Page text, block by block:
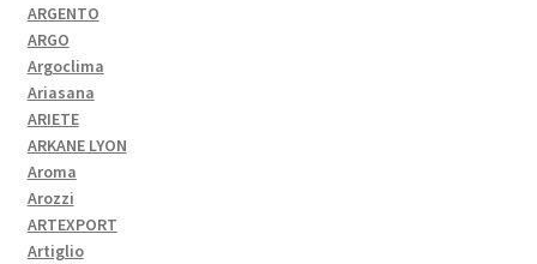
ARGENTO
ARGO
Argoclima
Ariasana
ARIETE
ARKANE LYON
Aroma
Arozzi
ARTEXPORT
Artiglio